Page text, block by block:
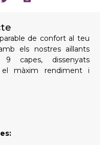
de confort al teu
els nostres aïllants
capes, dissenyats
màxim rendiment i